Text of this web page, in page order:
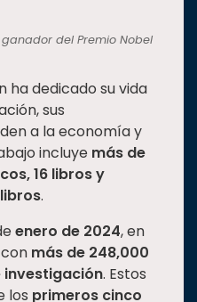
del Premio Nobel
ha dedicado su vida
sus
a la economía y
incluye más de
16 libros y
.
enero de 2024, en
más de 248,000
investigación. Estos
los primeros cinco